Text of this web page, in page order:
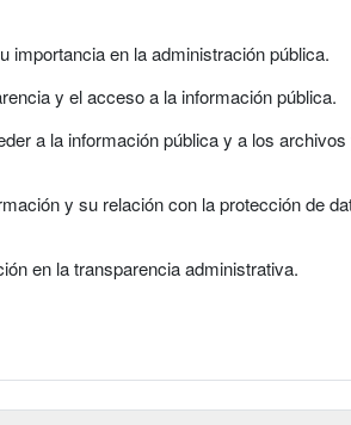
importancia en la administración pública.
y el acceso a la información pública.
a la información pública y a los archivos
y su relación con la protección de
en la transparencia administrativa.